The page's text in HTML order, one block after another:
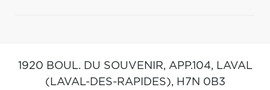
1920 BOUL. DU SOUVENIR, APP.104, LAVAL
(LAVAL-DES-RAPIDES), H7N 0B3